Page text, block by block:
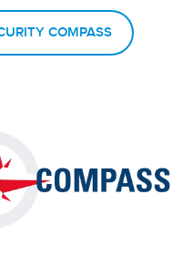
COMPASS